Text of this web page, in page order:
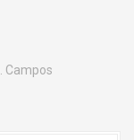
Campos